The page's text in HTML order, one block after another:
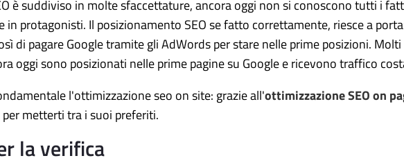
è suddiviso in molte sfaccettature, ancora oggi non si conoscono tutti i
in protagonisti. Il posizionamento SEO se fatto correttamente, riesce a
di pagare Google tramite gli AdWords per stare nelle prime posizioni.
oggi sono posizionati nelle prime pagine su Google e ricevono traffico
l'ottimizzazione seo on site: grazie all'ottimizzazione SEO on
metterti tra i suoi preferiti.
la verifica